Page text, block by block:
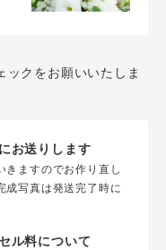
ックをお願いいたしま
お送りします
きますのでお作り直し
成写真は発送完了時に
ル料について